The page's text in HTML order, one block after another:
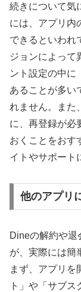
続きについて気
には、アプリ内
できるといわれ
ジョンによって
ント設定の中に
あることが多い
れません。また
に、再登録が必
おくことをおす
イトやサポート
他のアプリ
Dineの解約や退
が、実際には簡
まず、アプリを
ト」や「サブ